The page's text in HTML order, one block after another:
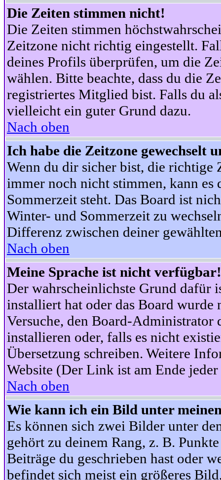
Die Zeiten stimmen nicht!
Die Zeiten stimmen
Zeitzone nicht richtig eingestellt.
deines Profils überprüfen, um die
wählen. Bitte beachte, dass du die
registriertes Mitglied bist. Falls du
vielleicht ein guter Grund dazu.
Nach oben
Ich habe die Zeitzone gewechselt
Wenn du dir sicher bist, die richtige
immer noch nicht stimmen, kann es
Sommerzeit steht. Das Board ist
Winter- und Sommerzeit zu
Differenz zwischen deiner
Nach oben
Meine Sprache ist nicht verfügbar!
Der wahrscheinlichste Grund dafür
installiert hat oder das Board wurde
Versuche, den Board-Administrator
installieren oder, falls es nicht
Übersetzung schreiben. Weitere
Website (Der Link ist am Ende jeder
Nach oben
Wie kann ich ein Bild unter
Es können sich zwei Bilder unter
gehört zu deinem Rang, z. B.
Beiträge du geschrieben hast oder
befindet sich meist ein größeres